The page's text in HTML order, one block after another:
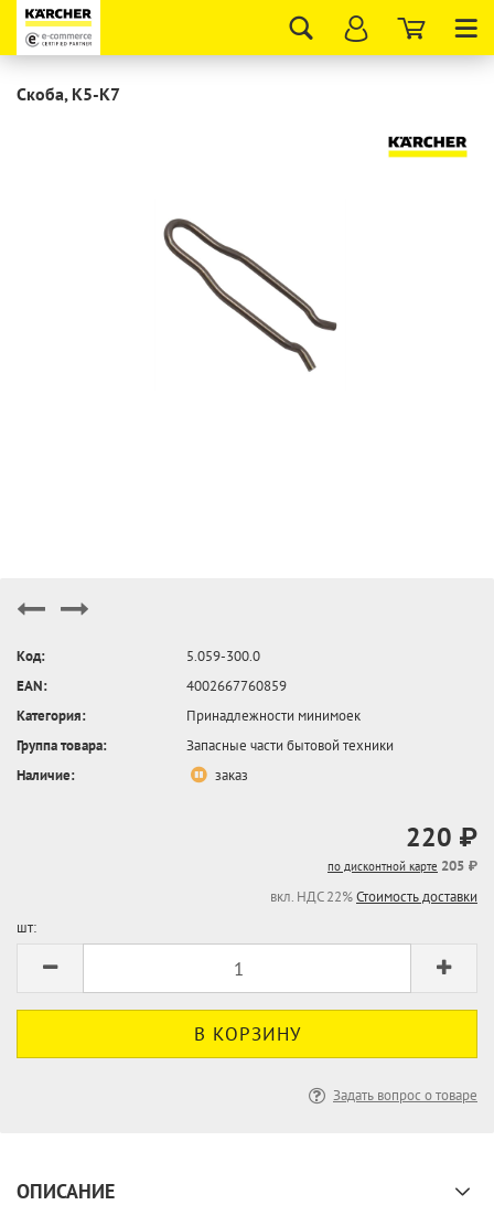
Скоба, K5-K7
Код:
5.059-300.0
EAN:
4002667760859
Категория:
Принадлежности минимоек
Группа товара:
Запасные части бытовой техники
Наличие:
заказ
220 ₽
по дисконтной карте 205 ₽
вкл. НДС 22%Стоимость доставки
шт:
Задать вопрос о товаре
ОПИСАНИЕ